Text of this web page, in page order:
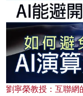
劉寧榮教授：互聯網